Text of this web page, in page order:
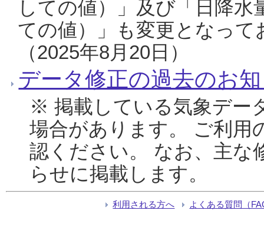
しての値）」及び「日降
ての値）」も変更となっ
（2025年8月20日）
データ修正の過去のお
※ 掲載している気象デー
場合があります。 ご利用
認ください。 なお、主な
らせに掲載します。
利用される方へ よくある質問（